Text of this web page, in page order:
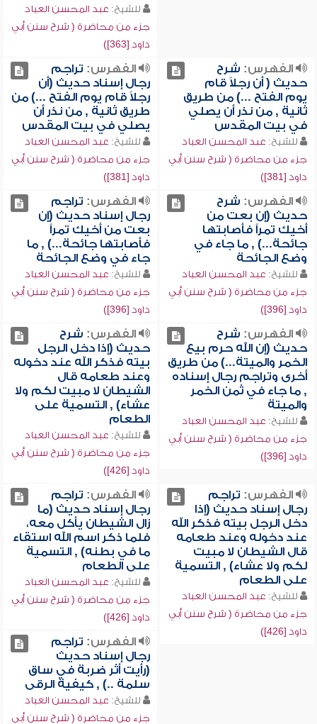
للشيخ: عبد المحسن العباد
جزء من محاضرة ( شرح سنن أبي
داود [363])
الفهرس: شرح
حديث ( أن رجلاً قام
يوم الفتح ...) من طريق
ثانية , من نذر أن يصلي
في بيت المقدس
للشيخ: عبد المحسن العباد
جزء من محاضرة ( شرح سنن أبي
داود [381])
الفهرس: تراجم
رجال إسناد حديث (أن
رجلاً قام يوم الفتح ...) من
طريق ثانية , من نذر أن
يصلي في بيت المقدس
للشيخ: عبد المحسن العباد
جزء من محاضرة ( شرح سنن أبي
داود [381])
الفهرس: شرح
حديث (إن بعت من
أخيك تمراً فأصابتها
جائحة...) , ما جاء في
وضع الجائحة
للشيخ: عبد المحسن العباد
جزء من محاضرة ( شرح سنن أبي
داود [396])
الفهرس: تراجم
رجال إسناد حديث (إن
بعت من أخيك تمراً
فأصابتها جائحة...) , ما
جاء في وضع الجائحة
للشيخ: عبد المحسن العباد
جزء من محاضرة ( شرح سنن أبي
داود [396])
الفهرس: شرح
حديث (إن الله حرم بيع
الخمر والميتة...) من طريق
أخرى وتراجم رجال إسناده
, ما جاء في ثمن الخمر
والميتة
للشيخ: عبد المحسن العباد
جزء من محاضرة ( شرح سنن أبي
داود [396])
الفهرس: شرح
حديث (إذا دخل الرجل
بيته فذكر الله عند دخوله
وعند طعامه قال
الشيطان لا مبيت لكم ولا
عشاء) , التسمية على
الطعام
للشيخ: عبد المحسن العباد
جزء من محاضرة ( شرح سنن أبي
داود [426])
الفهرس: تراجم
رجال إسناد حديث (إذا
دخل الرجل بيته فذكر الله
عند دخوله وعند طعامه
قال الشيطان لا مبيت
لكم ولا عشاء) , التسمية
على الطعام
للشيخ: عبد المحسن العباد
جزء من محاضرة ( شرح سنن أبي
داود [426])
الفهرس: تراجم
رجال إسناد حديث (ما
زال الشيطان يأكل معه،
فلما ذكر اسم الله استقاء
ما في بطنه) , التسمية
على الطعام
للشيخ: عبد المحسن العباد
جزء من محاضرة ( شرح سنن أبي
داود [426])
الفهرس: تراجم
رجال إسناد حديث
(رأيت أثر ضربة في ساق
سلمة ..) , كيفية الرقى
للشيخ: عبد المحسن العباد
جزء من محاضرة ( شرح سنن أبي